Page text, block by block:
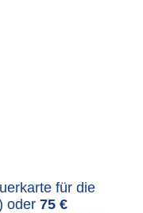
für die
oder 75 €